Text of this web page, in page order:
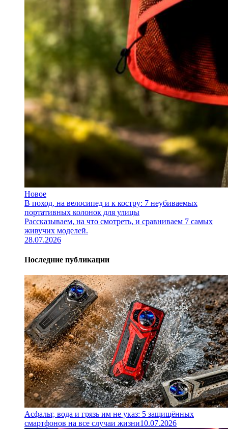
Новое
В поход, на велосипед и к костру: 7 неубиваемых
портативных колонок для улицы
Рассказываем, на что смотреть, и сравниваем 7 самых
живучих моделей.
28.07.2026
Последние публикации
Асфальт, вода и грязь им не указ: 5 защищённых
смартфонов на все случаи жизни10.07.2026